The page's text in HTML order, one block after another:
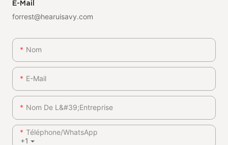
E-Mail
forrest@hearuisavy.com
Nom
E-Mail
Nom De L&#39;entreprise
+1
Téléphone/WhatsApp